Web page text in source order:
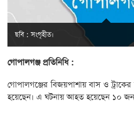
ছবি : সংগৃহীত।
গোপালগঞ্জ প্রতিনিধি :
গোপালগঞ্জের বিজয়পাশায় বাস ও
হয়েছেন। এ ঘটনায় আহত হয়েছেন ১০